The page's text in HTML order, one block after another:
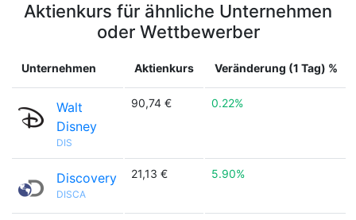
Aktienkurs für ähnliche Unternehmen
oder Wettbewerber
Unternehmen Aktienkurs Veränderung (1 Tag) %
Walt
Disney
DIS
90,74 € 0.22%
Discovery
DISCA
21,13 € 5.90%